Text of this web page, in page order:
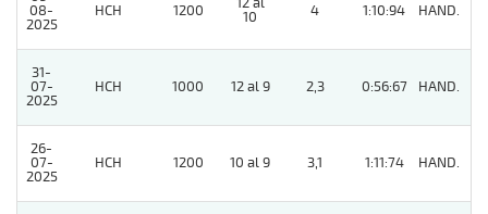
08-
2025
HCH 1200
10
4 1:10:94 HAND.
31-
07-
2025
HCH 1000 12 al 9 2,3 0:56:67 HAND.
26-
07-
2025
HCH 1200 10 al 9 3,1 1:11:74 HAND.